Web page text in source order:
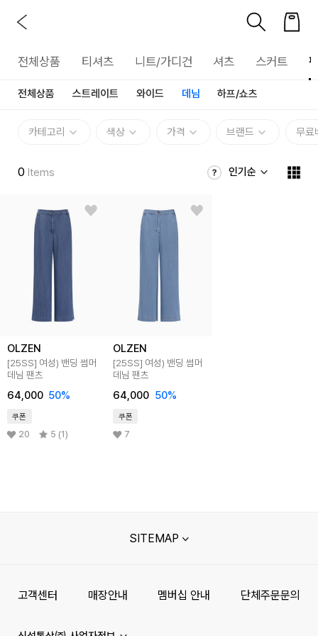
전체상품 티셔츠 니트/가디건 셔츠 스커트
전체상품 스트레이트 와이드 데님 하프/쇼츠
카테고리 색상 가격 브랜드 무료
0 Items 인기순
OLZEN
[25SS] 여성) 밴딩 썸머
데님 팬츠
64,000 50%
쿠폰
20 5 (1)
OLZEN
[25SS] 여성) 밴딩 썸머
데님 팬츠
64,000 50%
쿠폰
7
SITEMAP
고객센터 매장안내 멤버십 안내 단체주문문의